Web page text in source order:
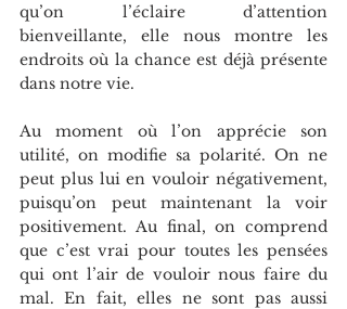
qu’on l’éclaire d’attention
bienveillante, elle nous montre les
endroits où la chance est déjà présente
dans notre vie.
Au moment où l’on apprécie son
utilité, on modifie sa polarité. On ne
peut plus lui en vouloir négativement,
puisqu’on peut maintenant la voir
positivement. Au final, on comprend
que c’est vrai pour toutes les pensées
qui ont l’air de vouloir nous faire du
mal. En fait, elles ne sont pas aussi